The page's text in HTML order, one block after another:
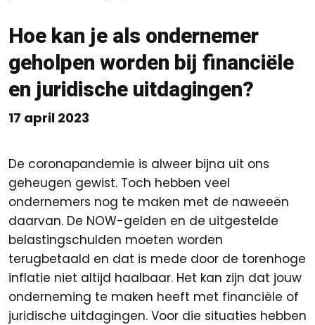
Hoe kan je als ondernemer
geholpen worden bij financiële
en juridische uitdagingen?
17 april 2023
De coronapandemie is alweer bijna uit ons
geheugen gewist. Toch hebben veel
ondernemers nog te maken met de naweeën
daarvan. De NOW-gelden en de uitgestelde
belastingschulden moeten worden
terugbetaald en dat is mede door de torenhoge
inflatie niet altijd haalbaar. Het kan zijn dat jouw
onderneming te maken heeft met financiële of
juridische uitdagingen. Voor die situaties hebben